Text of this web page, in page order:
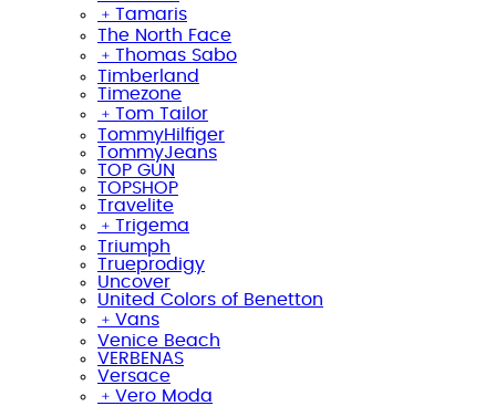
﹢ Tamaris
The North Face
﹢ Thomas Sabo
Timberland
Timezone
﹢ Tom Tailor
TommyHilfiger
TommyJeans
TOP GUN
TOPSHOP
Travelite
﹢ Trigema
Triumph
Trueprodigy
Uncover
United Colors of Benetton
﹢ Vans
Venice Beach
VERBENAS
Versace
﹢ Vero Moda